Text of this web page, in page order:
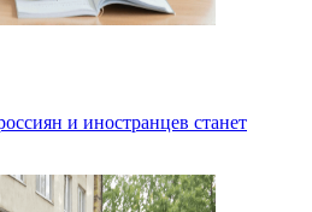
и иностранцев станет